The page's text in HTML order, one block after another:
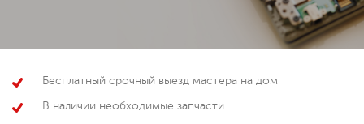
Бесплатный срочный выезд мастера на дом
В наличии необходимые запчасти